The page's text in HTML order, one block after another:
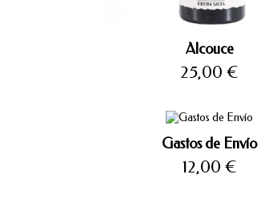
Alcouce
Precio
25,00 €
Gastos de Envío
Precio
12,00 €